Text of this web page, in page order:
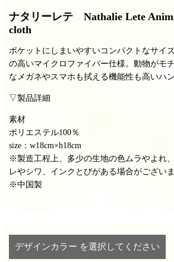
ナタリーレテ Nathalie Lete
cloth
ポケットにしまいやすいコンパクトなサイ
の高いマイクロファイバー仕様。動物がモ
なメガネやスマホも拭える機能性も高いハ
▽製品詳細
素材
ポリエステル100％
size：w18cm×h18cm
※製造工程上、多少の生地の色ムラやよれ
レやシワ、インクとびがある場合がございま
※中国製
デザインカラー を選択してください